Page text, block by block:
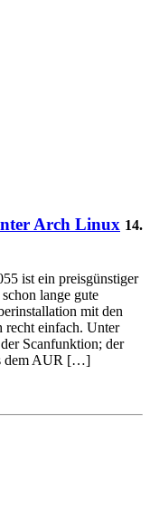
Arch Linux 14.
ist ein preisgünstiger
lange gute
mit den
recht einfach. Unter
Scanfunktion; der
dem AUR […]